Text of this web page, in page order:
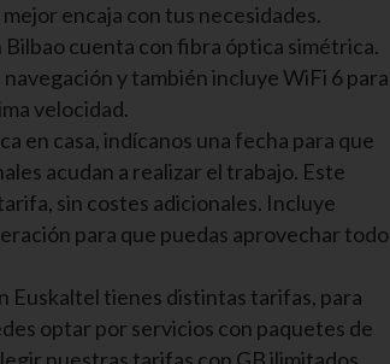
encaja con tus necesidades.
cuenta con fibra óptica simétrica.
y también incluye WiFi 6 para
velocidad.
en casa, indícanos una fecha para que
acudan a realizar el trabajo. Este
sin costes adicionales. Incluye
para que puedas aprovechar todo
Euskaltel tienes distintas tarifas, para
optar por servicios con paquetes de